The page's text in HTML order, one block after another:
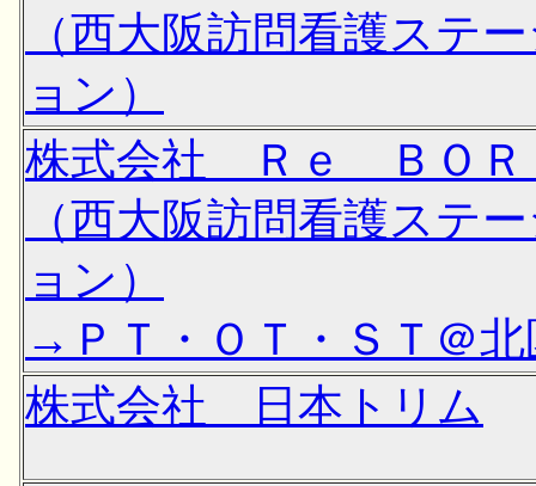
（西大阪訪問看護ステ
ョン）
株式会社 Ｒｅ ＢＯＲ
（西大阪訪問看護ステ
ョン）
→ＰＴ・ＯＴ・ＳＴ＠北
株式会社 日本トリム